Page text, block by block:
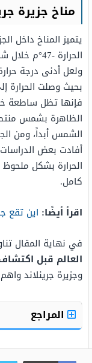
مناخ جزيرة
يتميز المناخ داخل
فإنها تظل ساطعة
الظاهرة بشمس
الشمس أبداً، ومن
أفادت بعض
الحرارة بشكل ملحوظ
كامل.
اقرأ أيضًا: اين تقع
في نهاية المقال
العالم قبل اكتشاف
وجزيرة جرينلاند
المراجع